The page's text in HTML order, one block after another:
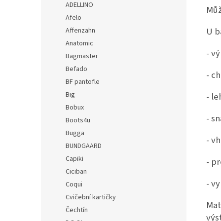
ADELLINO
Afelo
Affenzahn
Anatomic
Bagmaster
Befado
BF pantofle
Big
Bobux
Boots4u
Bugga
BUNDGAARD
Capiki
Ciciban
Coqui
Cvičební kartičky
Čechtín
U
-
-
-
-
-
-
-